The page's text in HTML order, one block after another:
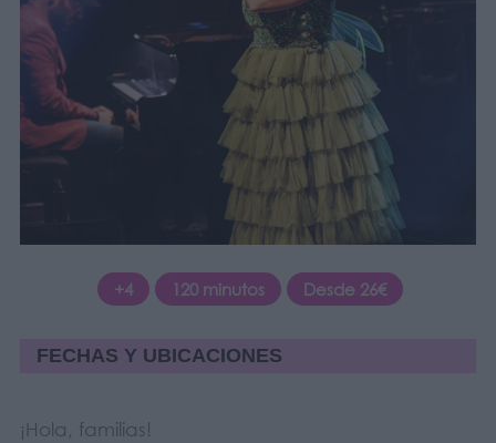
+4 120 minutos Desde 26€
FECHAS Y UBICACIONES
¡Hola, familias!